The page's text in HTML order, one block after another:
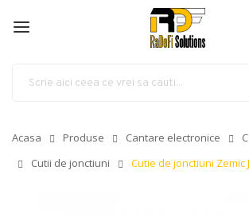
Acasa Produse Cantare electronice
Cutii de jonctiuni
Cutie de jonctiuni Zemic